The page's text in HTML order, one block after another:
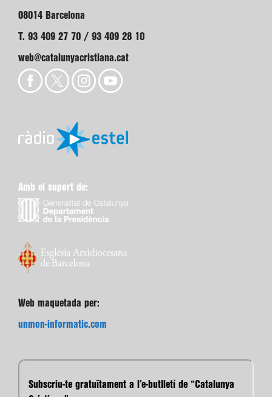
08014 Barcelona
T. 93 409 27 70 / 93 409 28 10
web@catalunyacristiana.cat
Amb el suport de:
Web maquetada per:
unmon-informatic.com
Subscriu-te gratuïtament a l’e-butlletí de “Catalunya